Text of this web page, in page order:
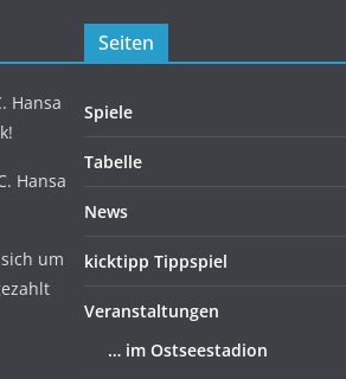
Hansa
Hansa
um
Seiten
Spiele
Tabelle
News
kicktipp Tippspiel
Veranstaltungen
… im Ostseestadion